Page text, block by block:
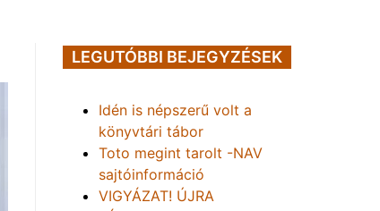
LEGUTÓBBI BEJEGYZÉSEK
Idén is népszerű volt a
könyvtári tábor
Toto megint tarolt -NAV
sajtóinformáció
VIGYÁZAT! ÚJRA